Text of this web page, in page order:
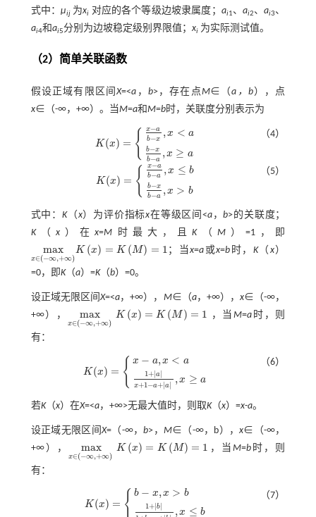
式中：μij 为xi 对应的各个等级边坡隶属度； ai1、 ai2、ai3、
ai4和ai5分别为边坡稳定级别界限值； xi为实际测试值。
（2）简单关联函数
假设正域有限区间X=<a ， b>，存在点M∈（a，b），点
x∈（-∞，+∞）。当M=a和M=b时，关联度分别表示为
K(x) = { x−a
b−x ,x < a
b−x
b−a ,x ≥ a
K(x)=x- ab x, < b
（4）
K(x) = { x−a
b−a , x ≤ b
b−x
b−a ,x > b
K(x)= x ab a ≤ bb
（5）
式中： K（x）为评价指标x在等级区间<a，b>的关联度；
K（ x）在x=M 时最大，且K（ M）=1，即
max
x∈(−∞,+∞)
K (x) = K (M ) = 1
maxx∈(-∞,+∞)Kx =K M= 1 ；当x=a 或x=b 时， K（ x）
=0，即K（a）=K（b）=0。
设正域无限区间X=<a，+∞）， M∈（a，+∞），x∈（-∞，
+∞），
max
x∈(−∞,+∞)
K (x) = K (M ) = 1
maxx∈(-∞ +∞) Kx =K M= 1 ，当M=a 时，则
有：
K(x) = { x − a,x < a
1+|a|
x+1−a+ |a
,x ≥ a
K(x)=x- a,x <a ax+1- ≥a
（6）
若K（x）在X=<a，+∞>无最大值时，则取K（x）=x-a。
设正域无限区间X=（-∞，b>，M∈（-∞，b），x∈（-∞，
+∞），
max
x∈(−∞,+∞)
K (x) = K ( M) = 1
maxx∈( ∞ ,+∞) Kx =K M= 1 ，当 M=b时，则
有：
K(x) = { b − x,x > b
1+ |b ,x ≤ b
K(x)=b x,x >b b1+b b
（7）